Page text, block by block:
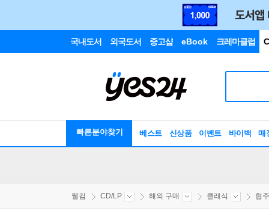
국내도서 외국도서 중고샵 eBook 크레마클럽
빠른분야찾기 베스트 신상품 이벤트 바이백 매
웰컴 CD/LP 해외 구매 클래식 협